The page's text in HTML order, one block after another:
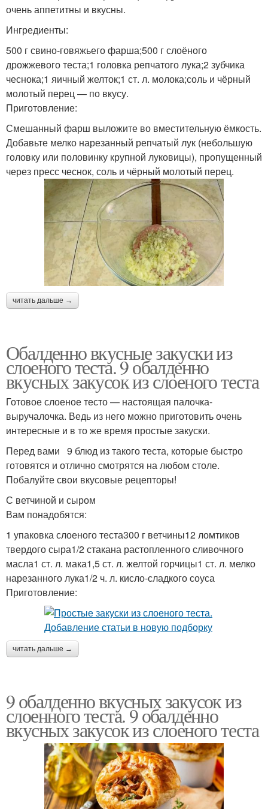
очень аппетитны и вкусны.
Ингредиенты:
500 г свино-говяжьего фарша;500 г слоёного
дрожжевого теста;1 головка репчатого лука;2 зубчика
чеснока;1 яичный желток;1 ст. л. молока;соль и чёрный
молотый перец — по вкусу.
Приготовление:
Смешанный фарш выложите во вместительную ёмкость.
Добавьте мелко нарезанный репчатый лук (небольшую
головку или половинку крупной луковицы), пропущенный
через пресс чеснок, соль и чёрный молотый перец.
читать дальше →
Обалденно вкусные закуски из
слоеного теста. 9 обалденно
вкусных закусок из слоеного теста
Готовое слоеное тесто — настоящая палочка-
выручалочка. Ведь из него можно приготовить очень
интересные и в то же время простые закуски.
Перед вами 9 блюд из такого теста, которые быстро
готовятся и отлично смотрятся на любом столе.
Побалуйте свои вкусовые рецепторы!
С ветчиной и сыром
Вам понадобятся:
1 упаковка слоеного теста300 г ветчины12 ломтиков
твердого сыра1/2 стакана растопленного сливочного
масла1 ст. л. мака1,5 ст. л. желтой горчицы1 ст. л. мелко
нарезанного лука1/2 ч. л. кисло-сладкого соуса
Приготовление:
читать дальше →
9 обалденно вкусных закусок из
слоенного теста. 9 обалденно
вкусных закусок из слоеного теста